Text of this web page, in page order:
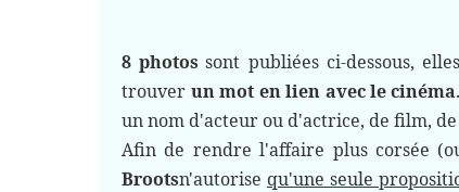
8 photos sont publiées ci-dessous,
trouver un mot en lien avec lecinéma
un nom d'acteur ou d'actrice, de film,
Afin de rendre l'affaire plus corsée
Brootsn'autorise qu'une seule